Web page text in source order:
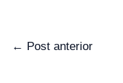
← Post anterior